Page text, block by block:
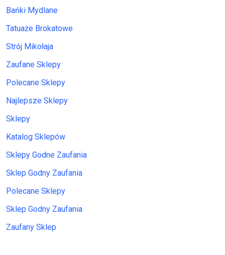
Bańki Mydlane
Tatuaże Brokatowe
Strój Mikołaja
Zaufane Sklepy
Polecane Sklepy
Najlepsze Sklepy
Sklepy
Katalog Sklepów
Sklepy Godne Zaufania
Sklep Godny Zaufania
Polecane Sklepy
Sklep Godny Zaufania
Zaufany Sklep